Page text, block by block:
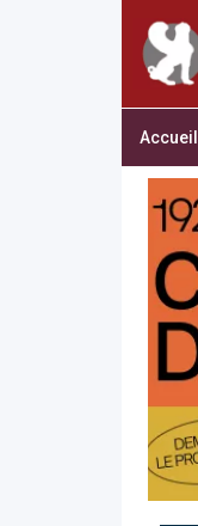
Accueil